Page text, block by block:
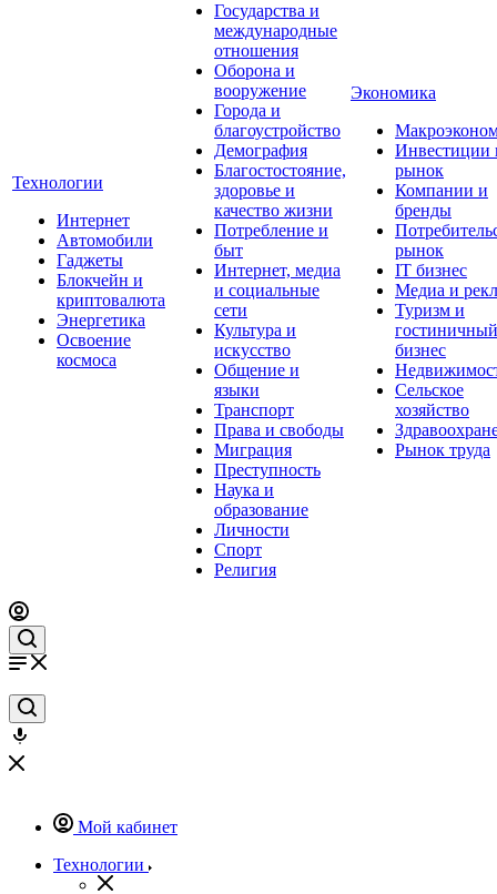
Технологии
Интернет
Автомобили
Гаджеты
Блокчейн и
криптовалюта
Энергетика
Освоение
космоса
Государства и
международные
отношения
Оборона и
вооружение
Города и
благоустройство
Демография
Благостостояние,
здоровье и
качество жизни
Потребление и
быт
Интернет, медиа
и социальные
сети
Культура и
искусство
Общение и
языки
Транспорт
Права и свободы
Миграция
Преступность
Наука и
образование
Личности
Спорт
Религия
Экономика
Инвестиции
рынок
Компании и
бренды
рынок
IT бизнес
Медиа и
Туризм и
гостиничный
бизнес
Сельское
хозяйство
Рынок труда
Мой кабинет
Технологии